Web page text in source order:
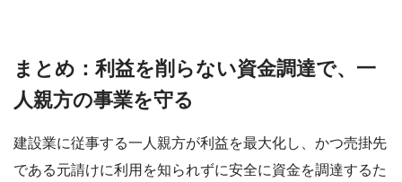
まとめ：利益を削らない資金調達で、一
人親方の事業を守る
建設業に従事する一人親方が利益を最大化し、かつ売掛先
である元請けに利用を知られずに安全に資金を調達するた